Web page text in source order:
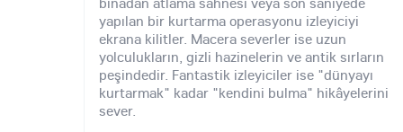
yapılan bir kurtarma operasyonu izleyiciyi
ekrana kilitler. Macera severler ise uzun
yolculukların, gizli hazinelerin ve antik sırların
peşindedir. Fantastik izleyiciler ise "dünyayı
kurtarmak" kadar "kendini bulma" hikâyelerini
sever.